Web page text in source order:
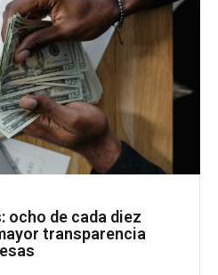
ocho de cada diez
transparencia